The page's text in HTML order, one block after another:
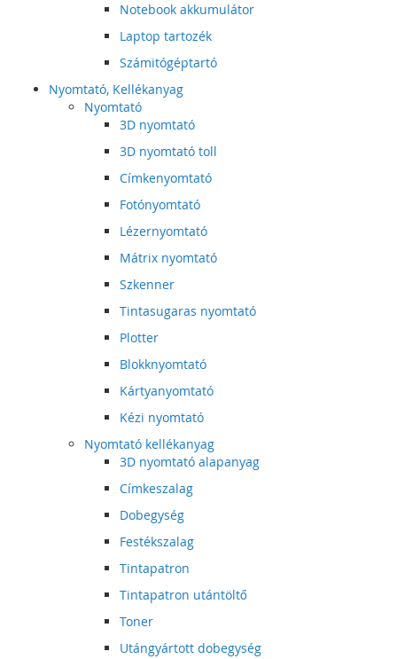
Notebook akkumulátor
Laptop tartozék
Számitógéptartó
Nyomtató, Kellékanyag
Nyomtató
3D nyomtató
3D nyomtató toll
Címkenyomtató
Fotónyomtató
Lézernyomtató
Mátrix nyomtató
Szkenner
Tintasugaras nyomtató
Plotter
Blokknyomtató
Kártyanyomtató
Kézi nyomtató
Nyomtató kellékanyag
3D nyomtató alapanyag
Címkeszalag
Dobegység
Festékszalag
Tintapatron
Tintapatron utántöltő
Toner
Utángyártott dobegység